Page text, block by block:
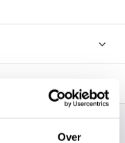
Over